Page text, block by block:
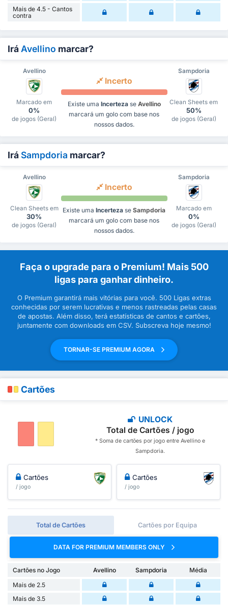
Mais de 4.5 - Cantos
contra
Irá Avellino marcar?
Avellino Sampdoria
Marcado em
0%
de jogos (Geral)
Incerto
Existe uma Incerteza se Avellino
marcará um golo com base nos
nossos dados.
Clean Sheets em
50%
de jogos (Geral)
IráSampdoria marcar?
Avellino Sampdoria
Clean Sheets em
30%
de jogos (Geral)
Incerto
Existe uma Incerteza se Sampdoria
marcará um golo com base nos
nossos dados.
Marcado em
0%
de jogos (Geral)
Faça o upgrade para o Premium! Mais 500
ligas para ganhar dinheiro.
O Premium garantirá mais vitórias para você. 500 Ligas extras
conhecidas por serem lucrativas e menos rastreadas pelas casas
de apostas. Além disso, terá estatísticas de cantos e cartões,
juntamente com downloads em CSV. Subscreva hoje mesmo!
TORNAR-SE PREMIUM AGORA
Cartões
UNLOCK
Total de Cartões / jogo
* Soma de cartões por jogo entre Avellino e
Sampdoria.
Cartões
/ jogo
Cartões
/ jogo
Total de Cartões Cartões por Equipa
DATA FOR PREMIUM MEMBERS ONLY
Cartões no Jogo Avellino Sampdoria
Média
Mais de 2.5
Mais de 3.5